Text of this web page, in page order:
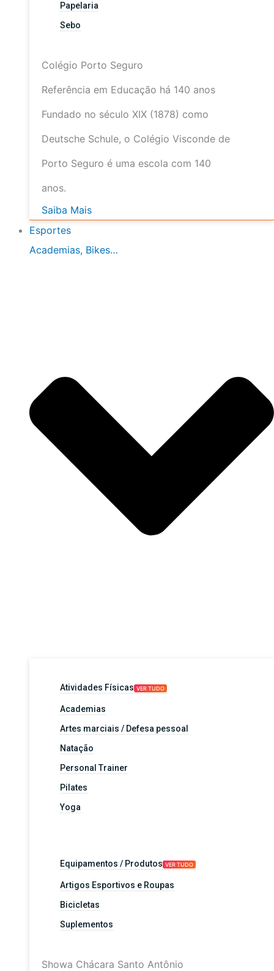
Papelaria
Sebo
Colégio Porto Seguro
Referência em Educação há 140 anos
Fundado no século XIX (1878) como
Deutsche Schule, o Colégio Visconde de
Porto Seguro é uma escola com 140
anos.
Saiba Mais
Esportes
Academias, Bikes…
Atividades Físicas VER TUDO
Academias
Artes marciais / Defesa pessoal
Natação
Personal Trainer
Pilates
Yoga
Equipamentos / Produtos VER TUDO
Artigos Esportivos e Roupas
Bicicletas
Suplementos
Showa Chácara Santo Antônio